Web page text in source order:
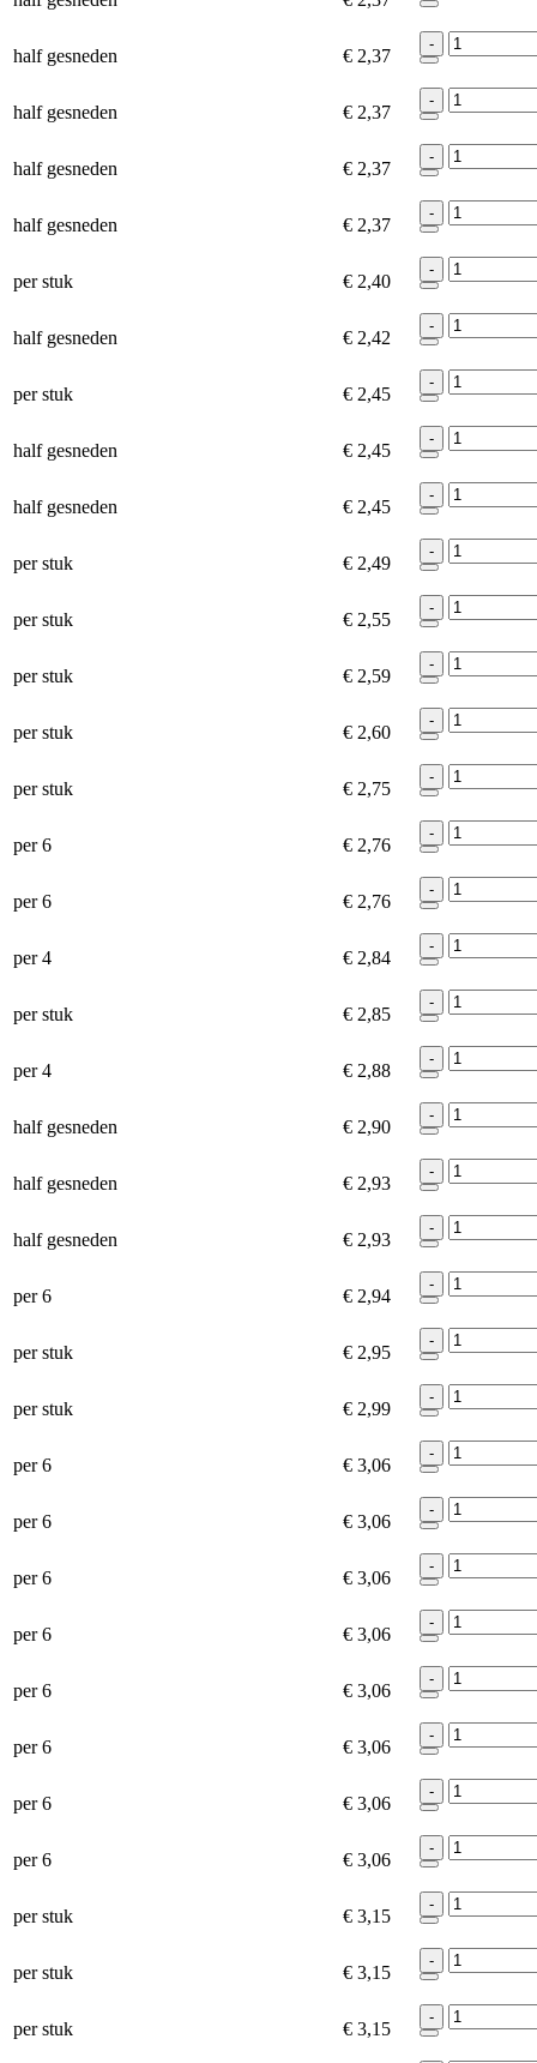
half gesneden € 2,37
-
half gesneden € 2,37
-
half gesneden € 2,37
-
half gesneden € 2,37
-
per stuk € 2,40
-
half gesneden € 2,42
-
per stuk € 2,45
-
half gesneden € 2,45
-
half gesneden € 2,45
-
per stuk € 2,49
-
per stuk € 2,55
-
per stuk € 2,59
-
per stuk € 2,60
-
per stuk € 2,75
-
per 6 € 2,76
-
per 6 € 2,76
-
per 4 € 2,84
-
per stuk € 2,85
-
per 4 € 2,88
-
half gesneden € 2,90
-
half gesneden € 2,93
-
half gesneden € 2,93
-
per 6 € 2,94
-
per stuk € 2,95
-
per stuk € 2,99
-
per 6 € 3,06
-
per 6 € 3,06
-
per 6 € 3,06
-
per 6 € 3,06
-
per 6 € 3,06
-
per 6 € 3,06
-
per 6 € 3,06
-
per 6 € 3,06
-
per stuk € 3,15
-
per stuk € 3,15
-
per stuk € 3,15
-